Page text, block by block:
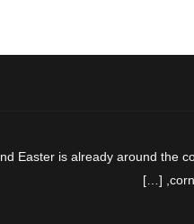
and Easter is already around